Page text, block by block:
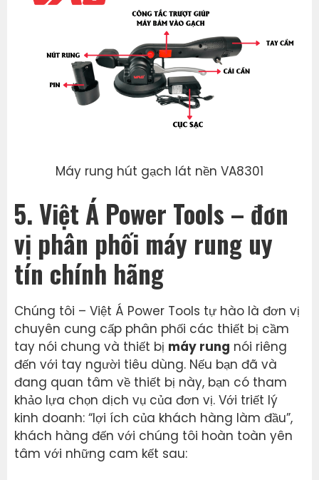
Máy rung hút gạch lát nền VA8301
5. Việt Á Power Tools – đơn
vị phân phối máy rung uy
tín chính hãng
Chúng tôi – Việt Á Power Tools tự hào là đơn vị
chuyên cung cấp phân phối các thiết bị cầm
tay nói chung và thiết bị máy rung nói riêng
đến với tay người tiêu dùng. Nếu bạn đã và
đang quan tâm về thiết bị này, bạn có tham
khảo lựa chọn dịch vụ của đơn vị. Với triết lý
kinh doanh: “lợi ích của khách hàng làm đầu”,
khách hàng đến với chúng tôi hoàn toàn yên
tâm với những cam kết sau: